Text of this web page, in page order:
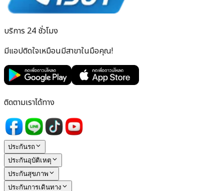
บริการ 24 ชั่วโมง
มีแอปติดใจเหมือนมีสาขาในมือคุณ!
ติดตามเราได้ทาง
ประกันรถ
ประกันอุบัติเหตุ
ประกันสุขภาพ
ประกันการเดินทาง